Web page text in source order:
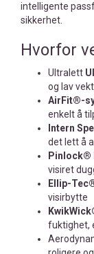
intelligente
sikkerhet.
Hvorfor
Ultralett
og lav vekt
AirFit®-
enkelt å
Intern
det lett å
Pinlock®
visiret
Ellip-
visirbytte
fuktighet,